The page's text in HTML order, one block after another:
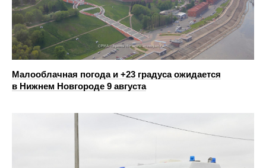
Малооблачная погода и +23 градуса ожидается
в Нижнем Новгороде 9 августа